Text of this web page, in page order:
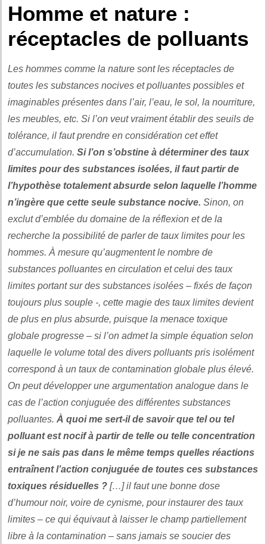
Homme et nature :
réceptacles de polluants
Les hommes comme la nature sont les réceptacles de
toutes les substances nocives et polluantes possibles et
imaginables présentes dans l’air, l’eau, le sol, la nourriture,
les meubles, etc. Si l’on veut vraiment établir des seuils de
tolérance, il faut prendre en considération cet effet
d’accumulation. Si l’on s’obstine à déterminer des taux
limites pour des substances isolées, il faut partir de
l’hypothèse totalement absurde selon laquelle l’homme
n’ingère que cette seule substance nocive. Sinon, on
exclut d’emblée du domaine de la réflexion et de la
recherche la possibilité de parler de taux limites pour les
hommes. À mesure qu’augmentent le nombre de
substances polluantes en circulation et celui des taux
limites portant sur des substances isolées – fixés de façon
toujours plus souple -, cette magie des taux limites devient
de plus en plus absurde, puisque la menace toxique
globale progresse – si l’on admet la simple équation selon
laquelle le volume total des divers polluants pris isolément
correspond à un taux de contamination globale plus élevé.
On peut développer une argumentation analogue dans le
cas de l’action conjuguée des différentes substances
polluantes. À quoi me sert-il de savoir que tel ou tel
polluant est nocif à partir de telle ou telle concentration
si je ne sais pas dans le même temps quelles réactions
entraînent l’action conjuguée de toutes ces substances
toxiques résiduelles ? […] il faut une bonne dose
d’humour noir, voire de cynisme, pour instaurer des taux
limites – ce qui équivaut à laisser le champ partiellement
libre à la contamination – sans jamais se soucier des